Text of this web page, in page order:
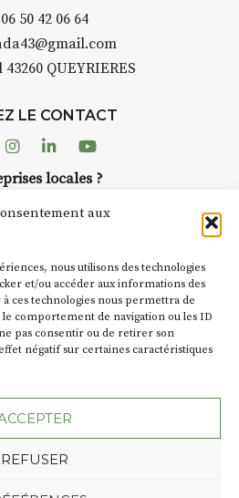
aux
nous utilisons des technologies
et/ou accéder aux informations des
ces technologies nous permettra de
comportement de navigation ou les ID
pas consentir ou de retirer son
négatif sur certaines caractéristiques
REFUSER
TURLE Le Fumoir n’est
une galerie permanente.
organise
dans le village. Des artistes et
les granges d’Auzon. Le
Fumoir est l’un de ces espaces
activités culturelles de
Petite Cité de Caractère. Par
l’installationCochon
s’inscrit comme en
« off » du festival d’Auzon 2026
D’où vient le nom :Fumoir?
C’est le terme employé dans
les actes de propriété du lieu.
06 50 42 06 64
43260 QUEYRIERES
LE CONTACT
Instagram
LinkedinYoutube
locales ?
l'actu de Strada